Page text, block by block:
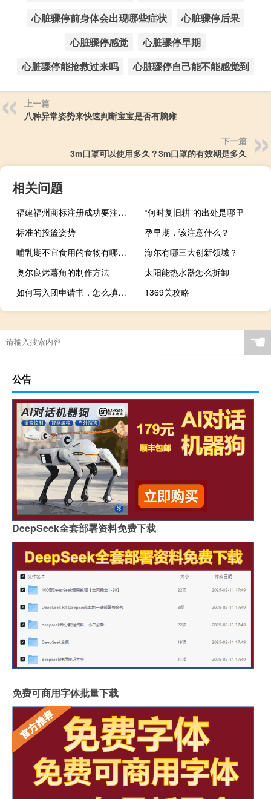
心脏骤停前身体会出现哪些症状
心脏骤停后果
心脏骤停感觉
心脏骤停早期
心脏骤停能抢救过来吗
心脏骤停自己能不能感觉到
上一篇
八种异常姿势来快速判断宝宝是否有脑瘫
下一篇
3m口罩可以使用多久？3m口罩的有效期是多久
相关问题
福建福州商标注册成功要注意的几点要素
“何时复旧耕”的出处是哪里
标准的投篮姿势
孕早期，该注意什么？
哺乳期不宜食用的食物有哪些？产后饮食禁忌
海尔有哪三大创新领域？
奥尔良烤薯角的制作方法
太阳能热水器怎么拆卸
如何写入团申请书，怎么填写入团志愿书
1369关攻略
☚
公告
DeepSeek全套部署资料免费下载
免费可商用字体批量下载